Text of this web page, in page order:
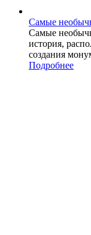
Самые
Самые
история,
создания
Подробнее